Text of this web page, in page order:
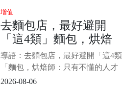
果。 1/6 六個月後複查，她的血脂
居然神奇下降，連主治醫生都驚訝
不已！這到底是偶然還是奇異果真
有這般神力？
增值
去麵包店，最好避開
「這4類」麵包，烘焙
師：只有不懂的人才會
買！
導語：去麵包店，最好避開「這4類
「麵包，烘焙師：只有不懂的人才
會買隨著飲食的多樣化，麵包的種
2026-08-06